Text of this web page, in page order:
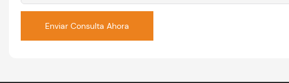
Enviar Consulta Ahora